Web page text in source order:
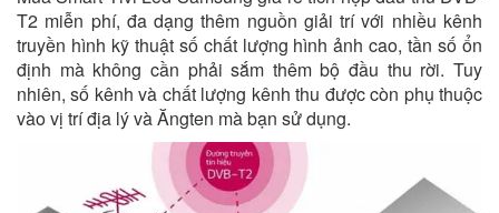
T2 miễn phí, đa dạng thêm nguồn giải trí với nhiều kênh
truyền hình kỹ thuật số chất lượng hình ảnh cao, tần số ổn
định mà không cần phải sắm thêm bộ đầu thu rời. Tuy
nhiên, số kênh và chất lượng kênh thu được còn phụ thuộc
vào vị trí địa lý và Ăngten mà bạn sử dụng.